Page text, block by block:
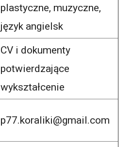
plastyczne, muzyczne,
język angielsk
CV i dokumenty
potwierdzające
wykształcenie
p77.koraliki@gmail.com